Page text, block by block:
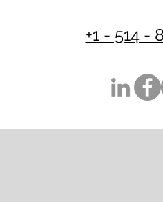
+1 - 514 -